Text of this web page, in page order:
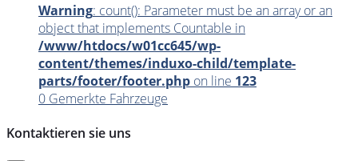
Warning: count(): Parameter must be an array or an
object that implements Countable in
/www/htdocs/w01cc645/wp-
content/themes/induxo-child/template-
parts/footer/footer.php on line 123
0 Gemerkte Fahrzeuge
Kontaktieren sie uns